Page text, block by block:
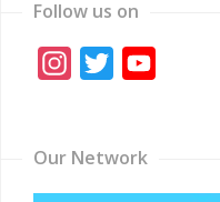
Follow us on
Instagram
Twitter
Our Network